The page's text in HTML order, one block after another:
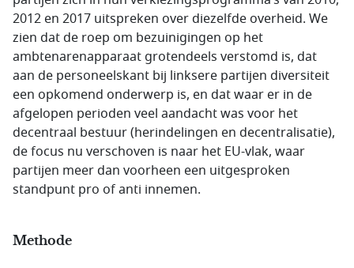
2012 en 2017 uitspreken over diezelfde overheid. We
zien dat de roep om bezuinigingen op het
ambtenarenapparaat grotendeels verstomd is, dat
aan de personeelskant bij linksere partijen diversiteit
een opkomend onderwerp is, en dat waar er in de
afgelopen perioden veel aandacht was voor het
decentraal bestuur (herindelingen en decentralisatie),
de focus nu verschoven is naar het EU-vlak, waar
partijen meer dan voorheen een uitgesproken
standpunt pro of anti innemen.
Methode